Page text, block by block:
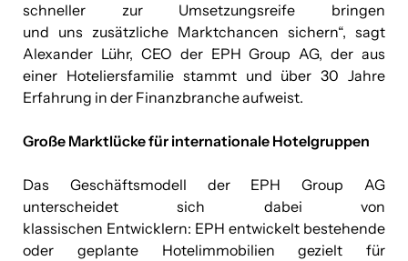
schneller zur Umsetzungsreife bringen
und uns zusätzliche Marktchancen sichern“, sagt
Alexander Lühr, CEO der EPH Group AG, der aus
einer Hoteliersfamilie stammt und über 30 Jahre
Erfahrung in der Finanzbranche aufweist.
Große Marktlücke für internationale Hotelgruppen
Das Geschäftsmodell der EPH Group AG
unterscheidet sich dabei von
klassischen Entwicklern: EPH entwickelt bestehende
oder geplante Hotelimmobilien gezielt für